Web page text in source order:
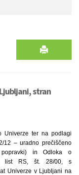
stran
Univerze ter na podlagi
12 – uradno prečiščeno
popravki) in Odloka o
list RS, št. 28/00, s
Univerze v Ljubljani na